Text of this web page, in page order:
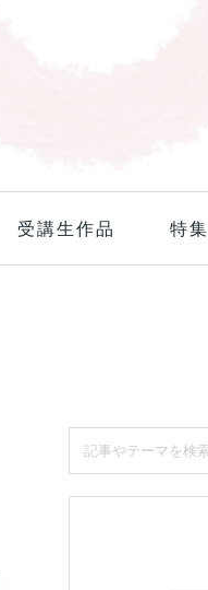
受講生作品 特集